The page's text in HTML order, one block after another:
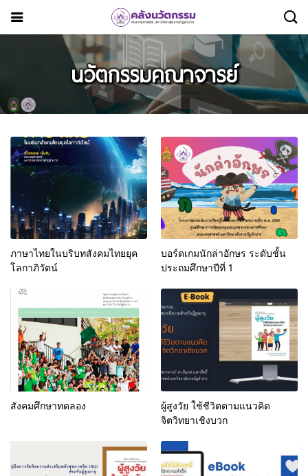
นวัตกรรมคณาจารย์
ภาษาไทยในบริบทสังคมไทยยุค
โลกาภิวัตน์
บอร์ดเกมนักล่าอักษร ระดับชั้น
ประถมศึกษาปีที่ 1
สังคมศึกษาทดลอง
ผู้สูงวัย ใช้ชีวิตตามแนวคิด
จิตวิทยาเชิงบวก